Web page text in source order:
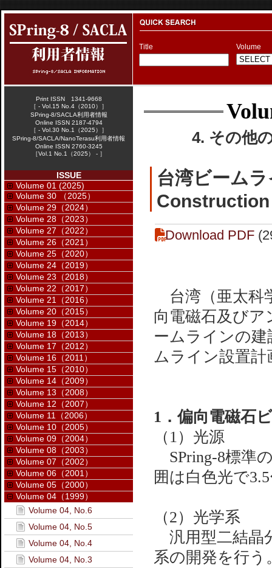
Title Volume
4. その他
台湾ビーム
Download PDF
台湾（亜太科
向電磁石及び
ームラインの
ムライン設置
1．偏向電磁石
（1）光源
SPring-8標準
囲は白色光で
（2）光学系
汎用型二結晶
系の開発を行
Print ISSN 1341-9668
［ - Vol.15 No.4（2010）］
SPring-8/SACLA利用者情報
Online ISSN 2187-4794
［ - Vol.30 No.1（2025）］
SPring-8/SACLA/NanoTerasu利用者情報
Online ISSN 2760-3245
［Vol.1 No.1（2025） - ］
ISSUE
Volume 01 (2025)
Volume 30 （2025）
Volume 29（2024）
Volume 28（2023）
Volume 27（2022）
Volume 26（2021）
Volume 25（2020）
Volume 24（2019）
Volume 23（2018）
Volume 22（2017）
Volume 21（2016）
Volume 20（2015）
Volume 19（2014）
Volume 18（2013）
Volume 17（2012）
Volume 16（2011）
Volume 15（2010）
Volume 14（2009）
Volume 13（2008）
Volume 12（2007）
Volume 11（2006）
Volume 10（2005）
Volume 09（2004）
Volume 08（2003）
Volume 07（2002）
Volume 06（2001）
Volume 05（2000）
Volume 04（1999）
Volume 04, No.6
Volume 04, No.5
Volume 04, No.4
Volume 04, No.3